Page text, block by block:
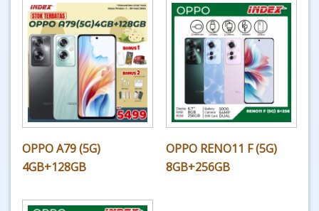
OPPO A79 (5G)
4GB+128GB
OPPO RENO11 F (5G)
8GB+256GB